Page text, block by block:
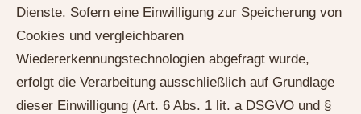
Dienste. Sofern eine Einwilligung zur Speicherung von
Cookies und vergleichbaren
Wiedererkennungstechnologien abgefragt wurde,
erfolgt die Verarbeitung ausschließlich auf Grundlage
dieser Einwilligung (Art. 6 Abs. 1 lit. a DSGVO und §